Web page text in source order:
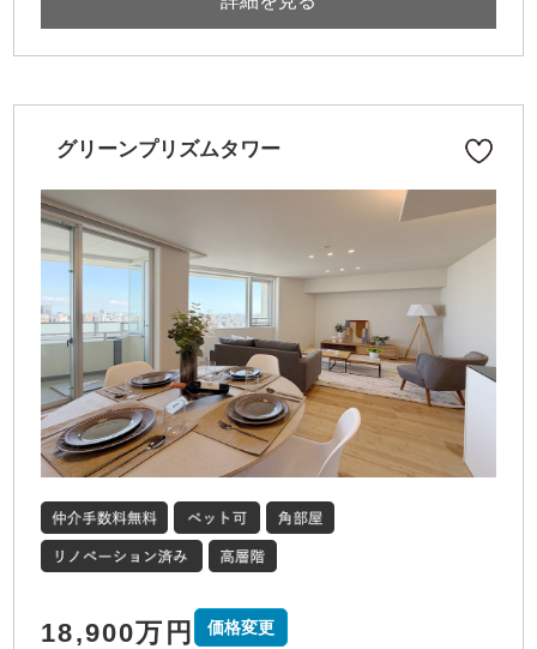
グリーンプリズムタワー
18,900万円 価格変更